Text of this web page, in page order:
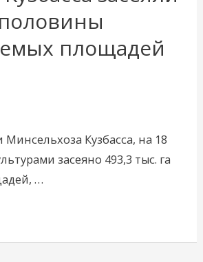
площадей
Кузбасса, на 18
засеяно 493,3 тыс. га
…